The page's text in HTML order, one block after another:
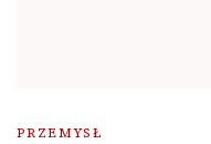
PRZEMYSŁ